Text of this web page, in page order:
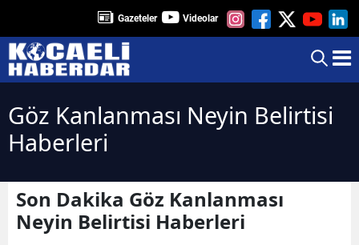
Gazeteler Videolar
Göz Kanlanması Neyin Belirtisi
Haberleri
Son Dakika Göz Kanlanması
Neyin Belirtisi Haberleri